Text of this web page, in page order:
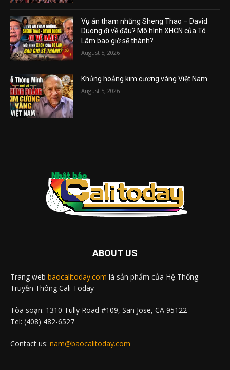
Vụ án tham nhũng Sheng Thao – David
Duong đi về đâu? Mô hình XHCN của Tô
Lâm bao giờ sẽ thành?
August 5, 2026
Khủng hoảng kim cương vàng Việt Nam
August 5, 2026
ABOUT US
Trang web baocalitoday.com là sản phẩm của Hệ Thống
Truyền Thông Cali Today
Tòa soạn: 1310 Tully Road #109, San Jose, CA 95122
Tel: (408) 482-6527
Contact us: nam@baocalitoday.com